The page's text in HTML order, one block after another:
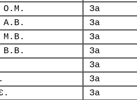
О.М.
За
А.В.
За
М.В.
За
В.В.
За
За
За
За